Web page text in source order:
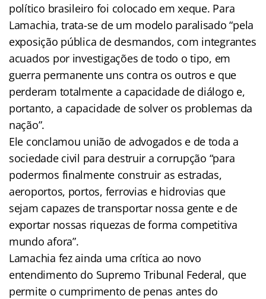
político brasileiro foi colocado em xeque. Para
Lamachia, trata-se de um modelo paralisado “pela
exposição pública de desmandos, com integrantes
acuados por investigações de todo o tipo, em
guerra permanente uns contra os outros e que
perderam totalmente a capacidade de diálogo e,
portanto, a capacidade de solver os problemas da
nação”.
Ele conclamou união de advogados e de toda a
sociedade civil para destruir a corrupção “para
podermos finalmente construir as estradas,
aeroportos, portos, ferrovias e hidrovias que
sejam capazes de transportar nossa gente e de
exportar nossas riquezas de forma competitiva
mundo afora”.
Lamachia fez ainda uma crítica ao novo
entendimento do Supremo Tribunal Federal, que
permite o cumprimento de penas antes do